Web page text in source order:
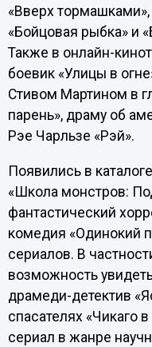
«Вверх тормашками»,
«Бойцовая рыбка» и
Также в онлайн-
боевик «Улицы в
Стивом Мартином в
парень», драму об
Рэе Чарльзе «Рэй».
Появились в
«Школа монстров:
фантастический
комедия «Одинокий
сериалов. В
возможность
драмеди-детектив
спасателях «Чикаго
сериал в жанре